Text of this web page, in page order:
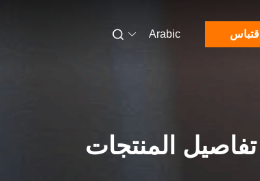
إقتباس Arabic
تفاصيل المنتجات